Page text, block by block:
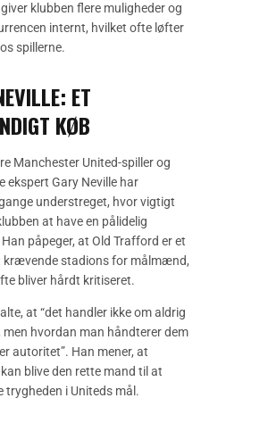
klubben flere muligheder og
internt, hvilket ofte løfter
spillerne.
ET
KØB
Manchester United-spiller og
ekspert Gary Neville har
understreget, hvor vigtigt
at have en pålidelig
påpeger, at Old Trafford er et
krævende stadions for målmænd,
bliver hårdt kritiseret.
at “det handler ikke om aldrig
men hvordan man håndterer dem
autoritet”. Han mener, at
blive den rette mand til at
trygheden i Uniteds mål.